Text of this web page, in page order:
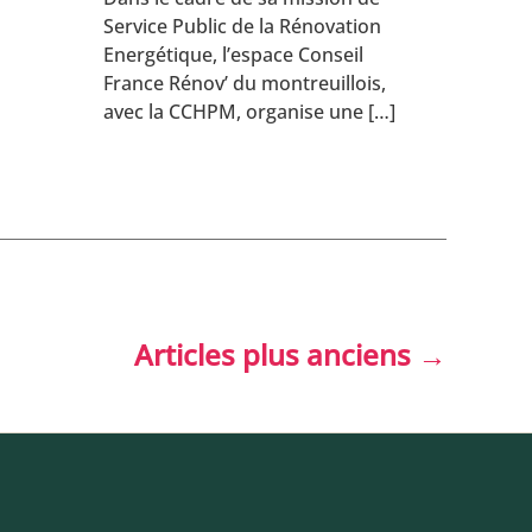
Service Public de la Rénovation
Energétique, l’espace Conseil
France Rénov’ du montreuillois,
avec la CCHPM, organise une […]
Articles plus anciens →